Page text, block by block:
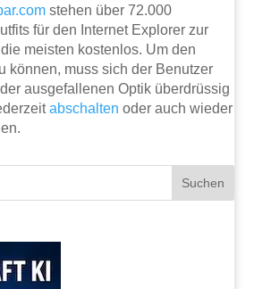
stehen über 72.000
für den Internet Explorer zur
meisten kostenlos. Um den
können, muss sich der Benutzer
ausgefallenen Optik überdrüssig
abschalten oder auch wieder